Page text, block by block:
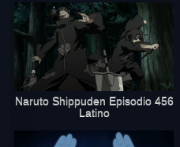
Naruto Shippuden Episodio 456
Latino